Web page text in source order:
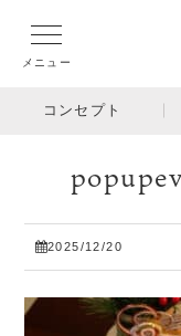
メニュー
コンセプト
2025/12/20